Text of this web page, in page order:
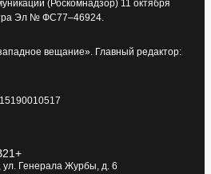
(Роскомнадзор) 11 октября
Эл № ФС77–46924.
вещание». Главный редактор:
ул. Генерала Журбы, д. 6